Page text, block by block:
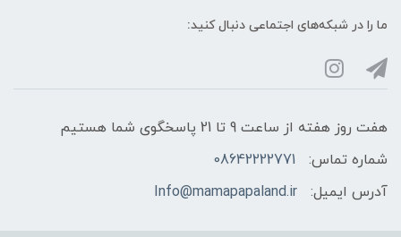
HDPE مقاوم
ما را در شبکه‌های اجتماعی دنبال کنید:
هفت روز هفته از ساعت 9 تا 21 پاسخگوی شما هستیم
شماره تماس:
08642222771
آدرس ایمیل:
Info@mamapapaland.ir